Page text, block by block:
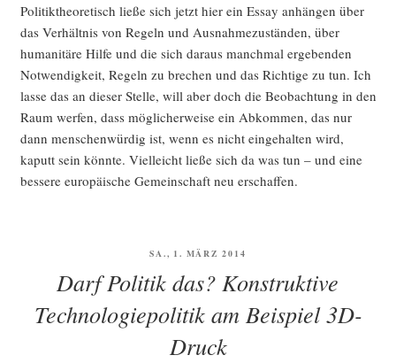
Poli­tik­theo­re­tisch lie­ße sich jetzt hier ein Essay anhän­gen über
das Ver­hält­nis von Regeln und Aus­nah­me­zu­stän­den, über
huma­ni­tä­re Hil­fe und die sich dar­aus manch­mal erge­ben­den
Not­wen­dig­keit, Regeln zu bre­chen und das Rich­ti­ge zu tun. Ich
las­se das an die­ser Stel­le, will aber doch die Beob­ach­tung in den
Raum wer­fen, dass mög­li­cher­wei­se ein Abkom­men, das nur
dann men­schen­wür­dig ist, wenn es nicht ein­ge­hal­ten wird,
kaputt sein könn­te. Viel­leicht lie­ße sich da was tun – und eine
bes­se­re euro­päi­sche Gemein­schaft neu erschaffen.
VERÖFFENTLICHT
SA., 1. MÄRZ 2014
Darf Politik das? Konstruktive
Technologiepolitik am Beispiel 3D-
Druck